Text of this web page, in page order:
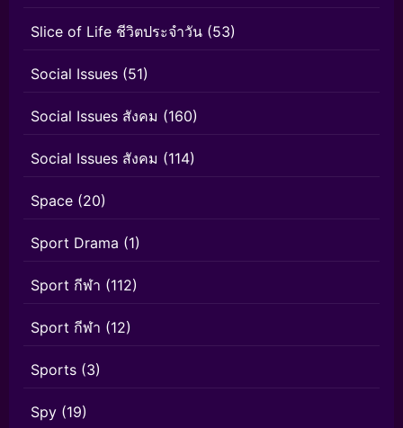
Slice of Life ชีวิตประจำวัน (53)
Social Issues (51)
Social Issues สังคม (160)
Social Issues สังคม (114)
Space (20)
Sport Drama (1)
Sport กีฬา (112)
Sport กีฬา (12)
Sports (3)
Spy (19)